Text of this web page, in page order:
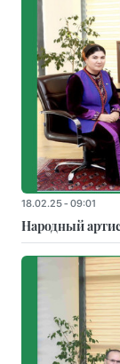
18.02.25 - 09:01
Народный